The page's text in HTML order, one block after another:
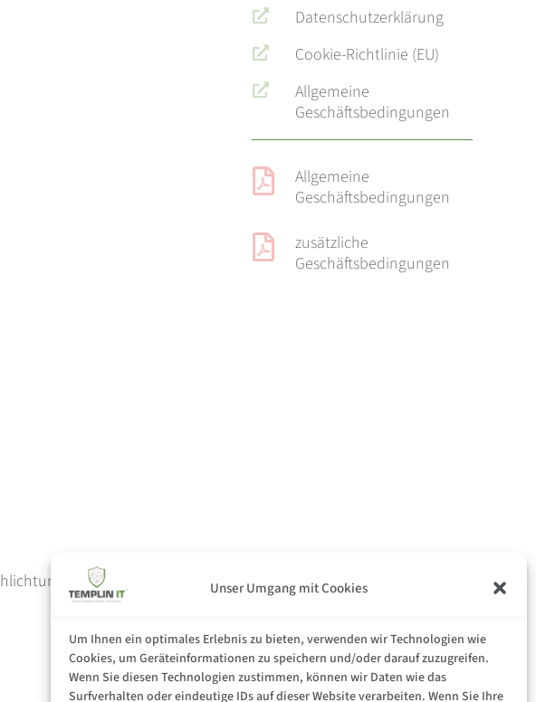
Unser Umgang mit Cookies
Um Ihnen ein optimales Erlebnis zu bieten, verwenden wir Technologien wie
Cookies, um Geräteinformationen zu speichern und/oder darauf zuzugreifen.
Wenn Sie diesen Technologien zustimmen, können wir Daten wie das
Surfverhalten oder eindeutige IDs auf dieser Website verarbeiten. Wenn Sie Ihre
 Datenschutzerklärung
 Cookie-Richtlinie (EU)

Allgemeine
Geschäftsbedingungen

Allgemeine
Geschäftsbedingungen

zusätzliche
Geschäftsbedingungen